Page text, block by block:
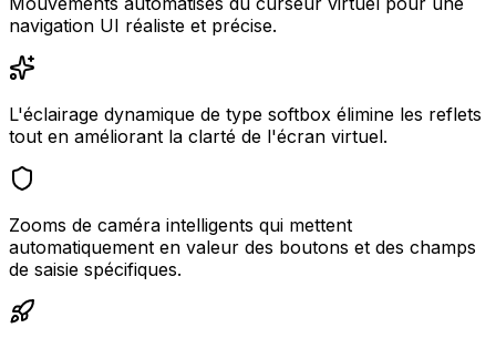
navigation UI réaliste et précise.
L'éclairage dynamique de type softbox élimine les reflets
tout en améliorant la clarté de l'écran virtuel.
Zooms de caméra intelligents qui mettent
automatiquement en valeur des boutons et des champs
de saisie spécifiques.